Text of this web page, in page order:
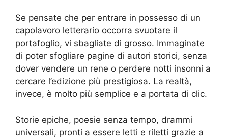
Se pensate che per entrare in possesso di un
capolavoro letterario occorra svuotare il
portafoglio, vi sbagliate di grosso. Immaginate
di poter sfogliare pagine di autori storici, senza
dover vendere un rene o perdere notti insonni a
cercare l’edizione più prestigiosa. La realtà,
invece, è molto più semplice e a portata di clic.
Storie epiche, poesie senza tempo, drammi
universali, pronti a essere letti e riletti grazie a